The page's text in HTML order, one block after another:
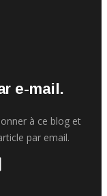
e-mail.
à ce blog et
par email.